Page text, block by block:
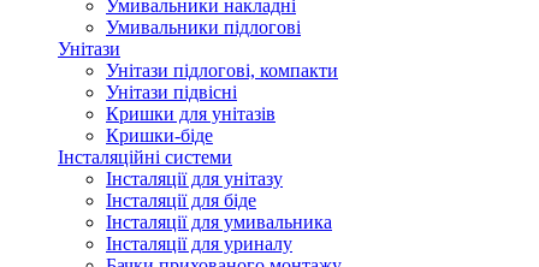
Умивальники накладні
Умивальники підлогові
Унітази
Унітази підлогові, компакти
Унітази підвісні
Кришки для унітазів
Кришки-біде
Інсталяційні системи
Інсталяції для унітазу
Інсталяції для біде
Інсталяції для умивальника
Інсталяції для уриналу